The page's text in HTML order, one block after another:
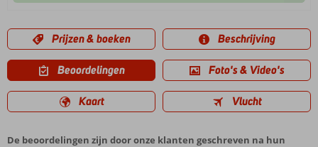
Prijzen & boeken Beschrijving
Beoordelingen Foto's & Video's
Kaart Vlucht
De beoordelingen zijn door onze klanten geschreven na hun